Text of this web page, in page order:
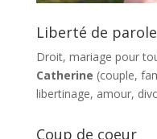
Liberté de parole
Droit, mariage pour
Catherine (couple,
libertinage, amour,
Coup de coeur